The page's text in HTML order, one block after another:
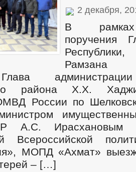
2 декабря,
В рамках
поручения
Рамзана
района Х.Х.
России по
А.С. Ирасхановым
Всероссийской
МОПД «Ахмат»
– […]